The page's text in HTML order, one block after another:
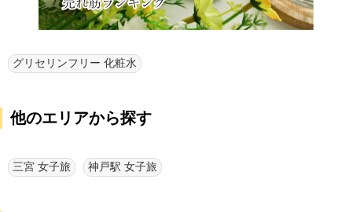
グリセリンフリー 化粧水
他のエリアから探す
三宮 女子旅 神戸駅 女子旅